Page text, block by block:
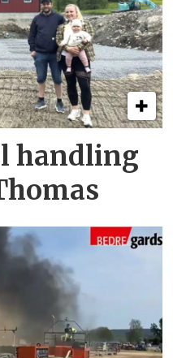
handling